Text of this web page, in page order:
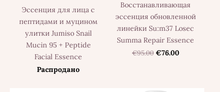
Эссенция для лица с
пептидами и муцином
улитки Jumiso Snail
Mucin 95 + Peptide
Facial Essence
Распродано
Восстанавливающая
эссенция обновленной
линейки Su:m37 Losec
Summa Repair Essence
€95.00 €76.00